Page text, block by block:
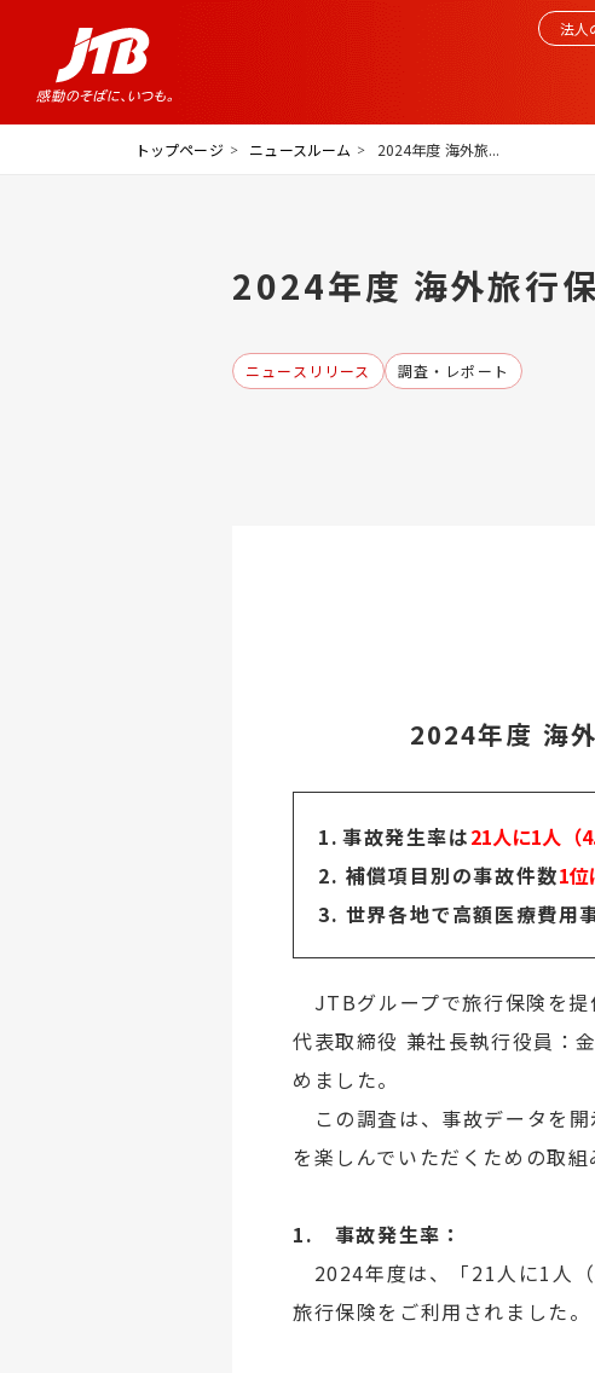
法人
トップページ ニュースルーム 2024年度 海外旅...
2024年度 海外旅行
ニュースリリース 調査・レポート
2024年度 海
1. 事故発生率は21人に1人（
2. 補償項目別の事故件数1位
3. 世界各地で高額医療費用
JTBグループで旅行保険を提
代表取締役 兼社長執行役員：
めました。
この調査は、事故データを
を楽しんでいただくための取
1. 事故発生率：
2024年度は、「21人に1人
旅行保険をご利用されました。